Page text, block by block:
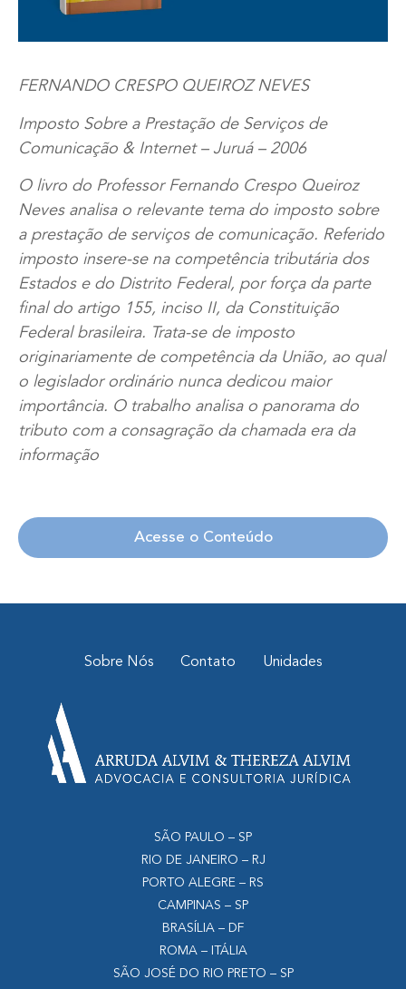
FERNANDO CRESPO QUEIROZ NEVES
Imposto Sobre a Prestação de Serviços de
Comunicação & Internet – Juruá – 2006
O livro do Professor Fernando Crespo Queiroz
Neves analisa o relevante tema do imposto sobre
a prestação de serviços de comunicação. Referido
imposto insere-se na competência tributária dos
Estados e do Distrito Federal, por força da parte
final do artigo 155, inciso II, da Constituição
Federal brasileira. Trata-se de imposto
originariamente de competência da União, ao qual
o legislador ordinário nunca dedicou maior
importância. O trabalho analisa o panorama do
tributo com a consagração da chamada era da
informação
Acesse o Conteúdo
Sobre Nós Contato Unidades
SÃO PAULO – SP
RIO DE JANEIRO – RJ
PORTO ALEGRE – RS
CAMPINAS – SP
BRASÍLIA – DF
ROMA – ITÁLIA
SÃO JOSÉ DO RIO PRETO – SP